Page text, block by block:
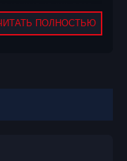
не только
заставляет
где каждое
ПОЛНОСТЬЮ